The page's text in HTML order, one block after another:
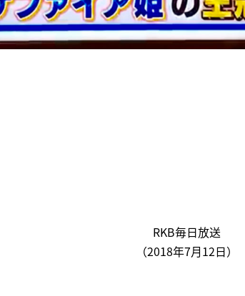
RKB毎日放送
（2018年7月12日）